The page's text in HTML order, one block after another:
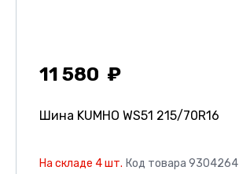
11 580
Шина KUMHO WS51 215/70R16
На складе 4 шт. Код товара 9304264